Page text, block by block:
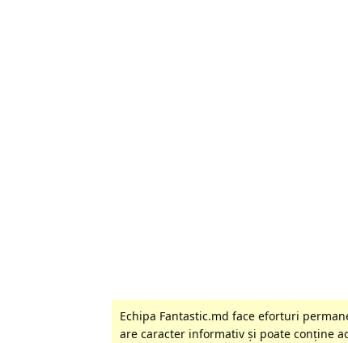
Echipa Fantastic.md face eforturi
are caracter informativ şi poate conţine